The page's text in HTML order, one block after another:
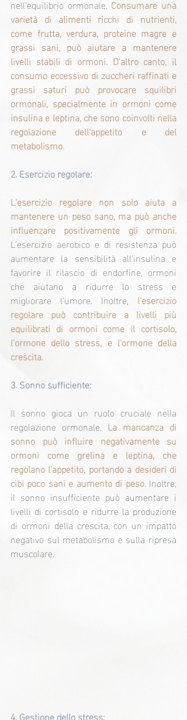
nell'equilibrio ormonale. Consumare una
varietà di alimenti ricchi di nutrienti,
come frutta, verdura, proteine magre e
grassi sani, può aiutare a mantenere
livelli stabili di ormoni. D'altro canto, il
consumo eccessivo di zuccheri raffinati e
grassi saturi può provocare squilibri
ormonali, specialmente in ormoni come
insulina e leptina, che sono coinvolti nella
regolazione dell'appetito e del
metabolismo.
2. Esercizio regolare:
L'esercizio regolare non solo aiuta a
mantenere un peso sano, ma può anche
influenzare positivamente gli ormoni.
L'esercizio aerobico e di resistenza può
aumentare la sensibilità all'insulina e
favorire il rilascio di endorfine, ormoni
che aiutano a ridurre lo stress e
migliorare l'umore. Inoltre, l'esercizio
regolare può contribuire a livelli più
equilibrati di ormoni come il cortisolo,
l'ormone dello stress, e l'ormone della
crescita.
3. Sonno sufficiente:
Il sonno gioca un ruolo cruciale nella
regolazione ormonale. La mancanza di
sonno può influire negativamente su
ormoni come grelina e leptina, che
regolano l'appetito, portando a desideri di
cibi poco sani e aumento di peso. Inoltre,
il sonno insufficiente può aumentare i
livelli di cortisolo e ridurre la produzione
di ormoni della crescita, con un impatto
negativo sul metabolismo e sulla ripresa
muscolare.
4. Gestione dello stress: